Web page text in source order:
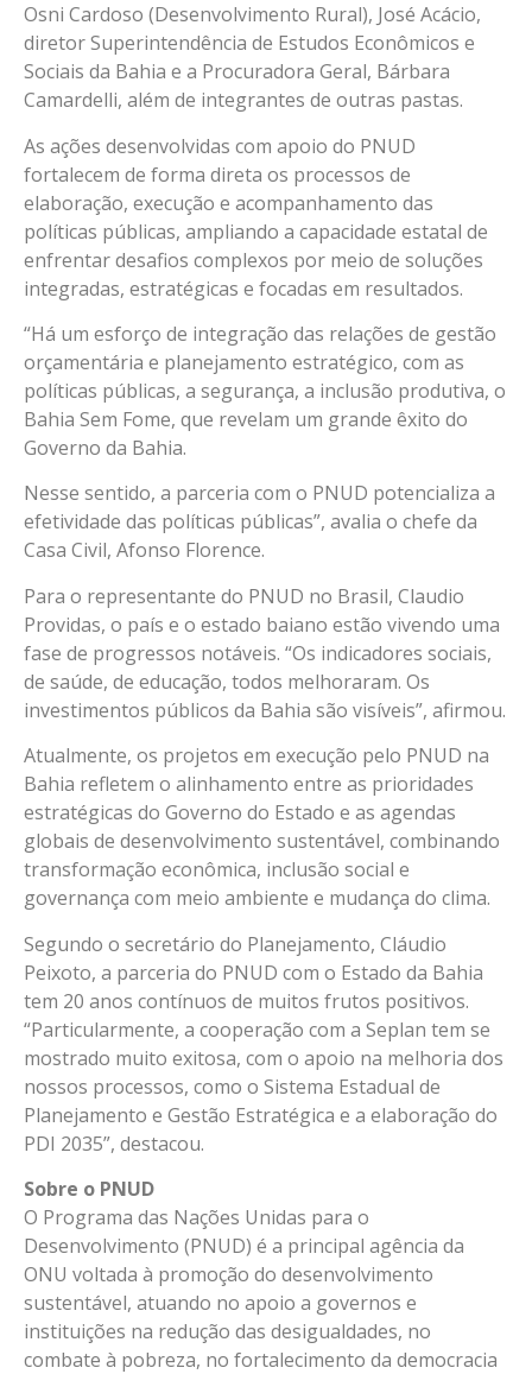
Osni Cardoso (Desenvolvimento Rural), José Acácio,
diretor Superintendência de Estudos Econômicos e
Sociais da Bahia e a Procuradora Geral, Bárbara
Camardelli, além de integrantes de outras pastas.
As ações desenvolvidas com apoio do PNUD
fortalecem de forma direta os processos de
elaboração, execução e acompanhamento das
políticas públicas, ampliando a capacidade estatal de
enfrentar desafios complexos por meio de soluções
integradas, estratégicas e focadas em resultados.
“Há um esforço de integração das relações de gestão
orçamentária e planejamento estratégico, com as
políticas públicas, a segurança, a inclusão produtiva, o
Bahia Sem Fome, que revelam um grande êxito do
Governo da Bahia.
Nesse sentido, a parceria com o PNUD potencializa a
efetividade das políticas públicas”, avalia o chefe da
Casa Civil, Afonso Florence.
Para o representante do PNUD no Brasil, Claudio
Providas, o país e o estado baiano estão vivendo uma
fase de progressos notáveis. “Os indicadores sociais,
de saúde, de educação, todos melhoraram. Os
investimentos públicos da Bahia são visíveis”, afirmou.
Atualmente, os projetos em execução pelo PNUD na
Bahia refletem o alinhamento entre as prioridades
estratégicas do Governo do Estado e as agendas
globais de desenvolvimento sustentável, combinando
transformação econômica, inclusão social e
governança com meio ambiente e mudança do clima.
Segundo o secretário do Planejamento, Cláudio
Peixoto, a parceria do PNUD com o Estado da Bahia
tem 20 anos contínuos de muitos frutos positivos.
“Particularmente, a cooperação com a Seplan tem se
mostrado muito exitosa, com o apoio na melhoria dos
nossos processos, como o Sistema Estadual de
Planejamento e Gestão Estratégica e a elaboração do
PDI 2035”, destacou.
Sobre o PNUD
O Programa das Nações Unidas para o
Desenvolvimento (PNUD) é a principal agência da
ONU voltada à promoção do desenvolvimento
sustentável, atuando no apoio a governos e
instituições na redução das desigualdades, no
combate à pobreza, no fortalecimento da democracia